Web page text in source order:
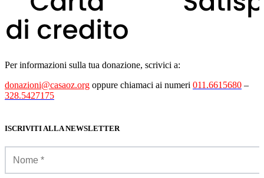
Per informazioni sulla tua donazione, scrivici a:
donazioni@casaoz.org oppure chiamaci ai numeri 011.6615680 –
328.5427175
ISCRIVITI ALLA NEWSLETTER